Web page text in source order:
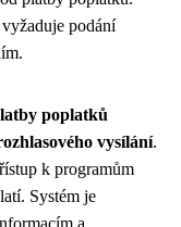
podání
poplatků
vysílání.
k programům
Systém je
a